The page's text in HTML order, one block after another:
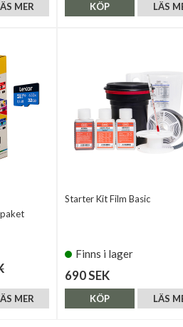
MER LÄS
KÖP
MER
Starter Kit Film Basic
Finns i lager
690 SEK
LÄS
KÖP